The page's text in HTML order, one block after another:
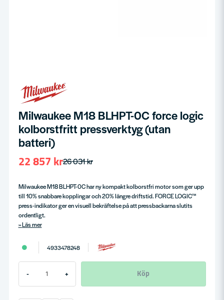
Milwaukee M18 BLHPT-0C force logic
kolborstfritt pressverktyg (utan
batteri)
26 031 kr
22 857 kr
Milwaukee M18 BLHPT-0C har ny kompakt kolborstfri motor som ger upp
till 10% snabbare kopplingar och 20% längre driftstid. FORCE LOGIC™
press-indikator ger en visuell bekräftelse på att pressbackarna slutits
ordentligt.
Läs mer
4933478248
- + Köp